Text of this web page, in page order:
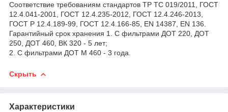
Соответствие требованиям стандартов ТР ТС 019/2011, ГОСТ
12.4.041-2001, ГОСТ 12.4.235-2012, ГОСТ 12.4.246-2013,
ГОСТ Р 12.4.189-99, ГОСТ 12.4.166-85, EN 14387, EN 136.
Гарантийный срок хранения 1. С фильтрами ДОТ 220, ДОТ
250, ДОТ 460, ВК 320 - 5 лет;
2. С фильтрами ДОТ М 460 - 3 года.
Скрыть
Характеристики